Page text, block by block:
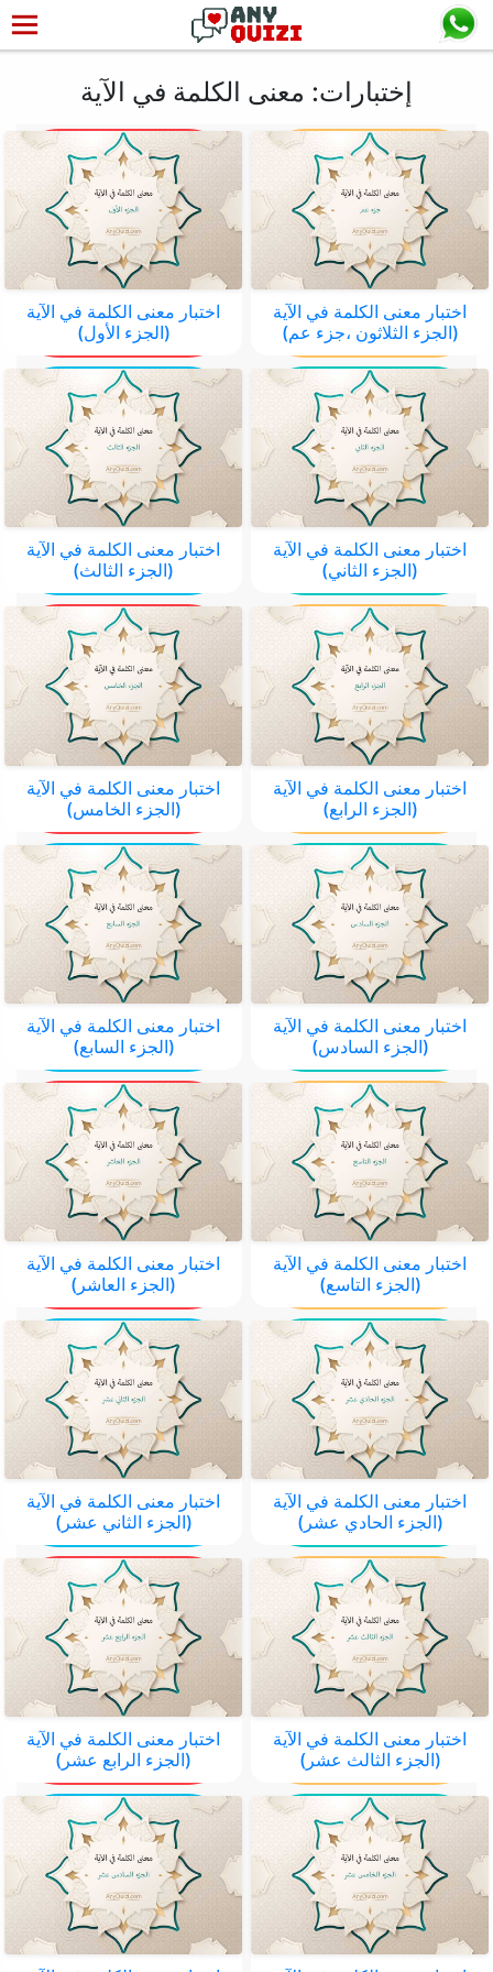
إختبارات: معنى الكلمة في الآية
اختبار معنى الكلمة في الآية
(الجزء الثلاثون ،جزء عم)
اختبار معنى الكلمة في الآية
(الجزء الأول)
اختبار معنى الكلمة في الآية
(الجزء الثاني)
اختبار معنى الكلمة في الآية
(الجزء الثالث)
اختبار معنى الكلمة في الآية
(الجزء الرابع)
اختبار معنى الكلمة في الآية
(الجزء الخامس)
اختبار معنى الكلمة في الآية
(الجزء السادس)
اختبار معنى الكلمة في الآية
(الجزء السابع)
اختبار معنى الكلمة في الآية
(الجزء التاسع)
اختبار معنى الكلمة في الآية
(الجزء العاشر)
اختبار معنى الكلمة في الآية
(الجزء الحادي عشر)
اختبار معنى الكلمة في الآية
(الجزء الثاني عشر)
اختبار معنى الكلمة في الآية
(الجزء الثالث عشر)
اختبار معنى الكلمة في الآية
(الجزء الرابع عشر)